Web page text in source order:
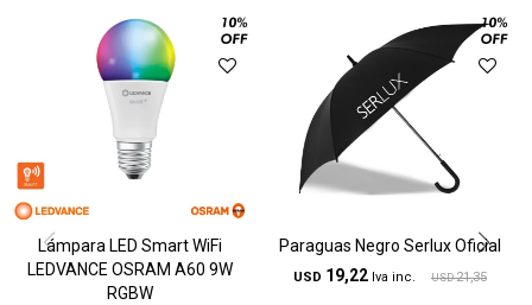
Lámpara LED Smart WiFi
LEDVANCE OSRAM A60 9W
RGBW
Paraguas Negro Serlux Oficial
USD 19,22 USD 21,35